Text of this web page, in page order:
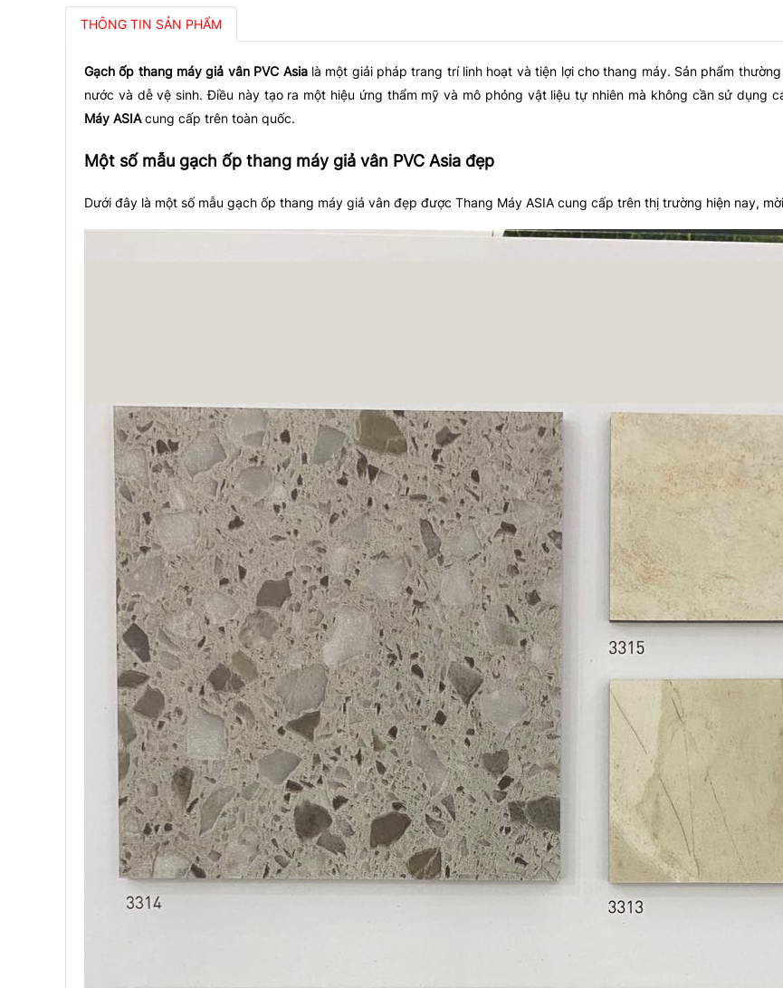
THÔNG TIN SẢN PHẨM
Gạch ốp thang máy giả vân PVC Asialà một giải pháp trang trí linh hoạt và tiện lợi cho thang máy. Sản phẩm
nước và dễ vệ sinh. Điều này tạo ra một hiệu ứng thẩm mỹ và mô phỏng vật liệu tự nhiên mà không cần sử dụng
Máy ASIAcung cấp trên toàn quốc.
Một số mẫu gạch ốp thang máy giả vân PVC Asia đẹp
Dưới đây là một số mẫu gạch ốp thang máy giả vân đẹp được Thang Máy ASIA cung cấp trên thị trường hiện nay,